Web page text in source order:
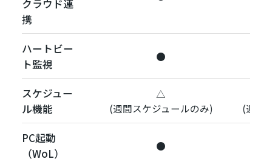
クラウド連
携
ハートビー
ト監視
●
スケジュー
ル機能
△
(週間スケジュールのみ)
(週間
PC起動
（WoL）
●